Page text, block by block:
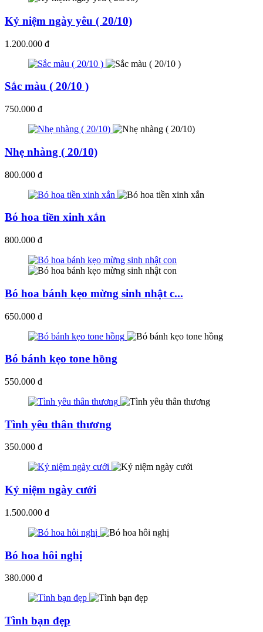
Kỷ niệm ngày yêu ( 20/10)
1.200.000 đ
Sắc màu ( 20/10 )
750.000 đ
Nhẹ nhàng ( 20/10)
800.000 đ
Bó hoa tiền xinh xắn
800.000 đ
Bó hoa bánh kẹo mừng sinh nhật c...
650.000 đ
Bó bánh kẹo tone hồng
550.000 đ
Tình yêu thân thương
350.000 đ
Kỷ niệm ngày cưới
1.500.000 đ
Bó hoa hôi nghị
380.000 đ
Tình bạn đẹp